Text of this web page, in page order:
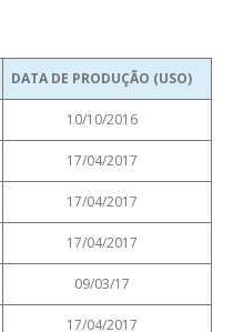
DATA DE PRODUÇÃO (USO)
10/10/2016
17/04/2017
17/04/2017
17/04/2017
09/03/17
17/04/2017